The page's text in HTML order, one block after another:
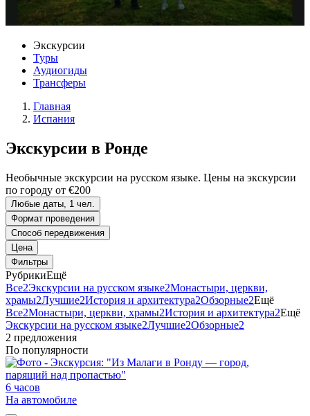
Экскурсии
Туры
Аудиогиды
Трансферы
Главная
Испания
Экскурсии в Ронде
Необычные экскурсии на русском языке. Цены на экскурсии
по городу от €200
Любые даты, 1 чел.
Формат проведения
Способ передвижения
Цена
Фильтры
РубрикиЕщё
Все2Экскурсии на русском языке2Монастыри, церкви,
храмы2Лучшие2История и архитектура2Обзорные2Ещё
Все2Монастыри, церкви, храмы2История и архитектура2Ещё
Экскурсии на русском языке2Лучшие2Обзорные2
2 предложения
По популярности
6 часов
На автомобиле